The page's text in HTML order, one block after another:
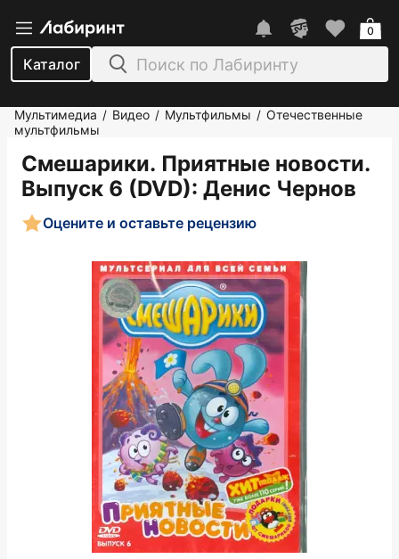
Каталог
0
Мультимедиа / Видео / Мультфильмы / Отечественные
мультфильмы
Смешарики. Приятные новости.
Выпуск 6 (DVD): Денис Чернов
Оцените и оставьте рецензию